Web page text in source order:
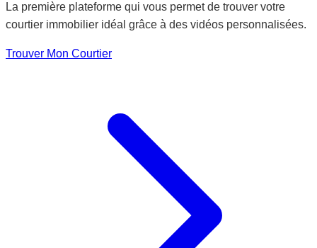
La première plateforme qui vous permet de trouver votre
courtier immobilier idéal grâce à des vidéos personnalisées.
Trouver Mon Courtier